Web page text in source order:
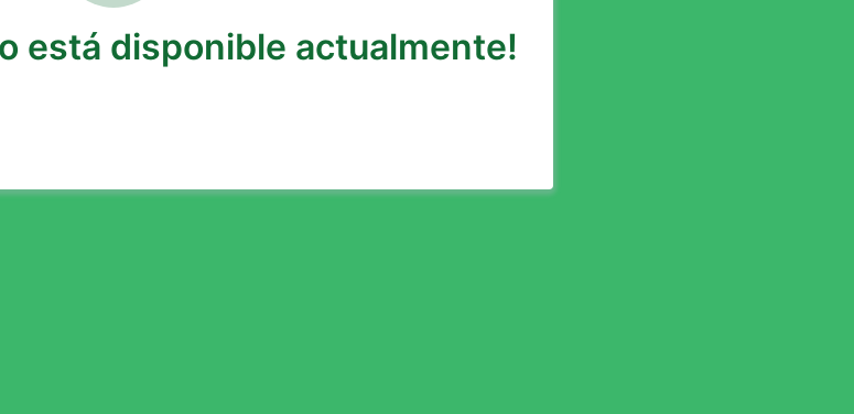
está disponible actualmente!